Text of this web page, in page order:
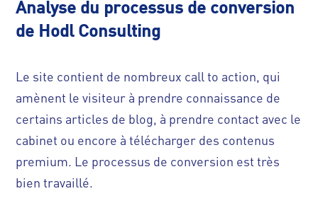
Analyse du processus de conversion
de Hodl Consulting
Le site contient de nombreux call to action, qui
amènent le visiteur à prendre connaissance de
certains articles de blog, à prendre contact avec le
cabinet ou encore à télécharger des contenus
premium. Le processus de conversion est très
bien travaillé.